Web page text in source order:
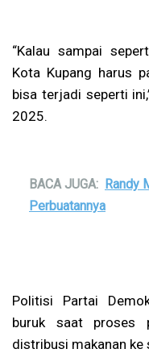
“Kalau sampai
Kota Kupang harus
bisa terjadi seperti
2025.
BACA JUGA: Randy
Perbuatannya
Politisi Partai
buruk saat proses
distribusi makanan ke